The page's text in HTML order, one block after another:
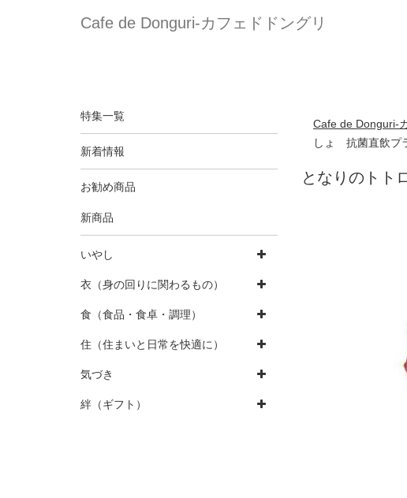
Cafe de Donguri- カフェドドングリ
Cafe de Donguri-
しょ 抗菌直飲プ
となりのト
特集一覧
新着情報
お勧め商品
新商品
いやし
衣（身の回りに関わるもの）
食（食品・食卓・調理）
住（住まいと日常を快適に）
気づき
絆（ギフト）